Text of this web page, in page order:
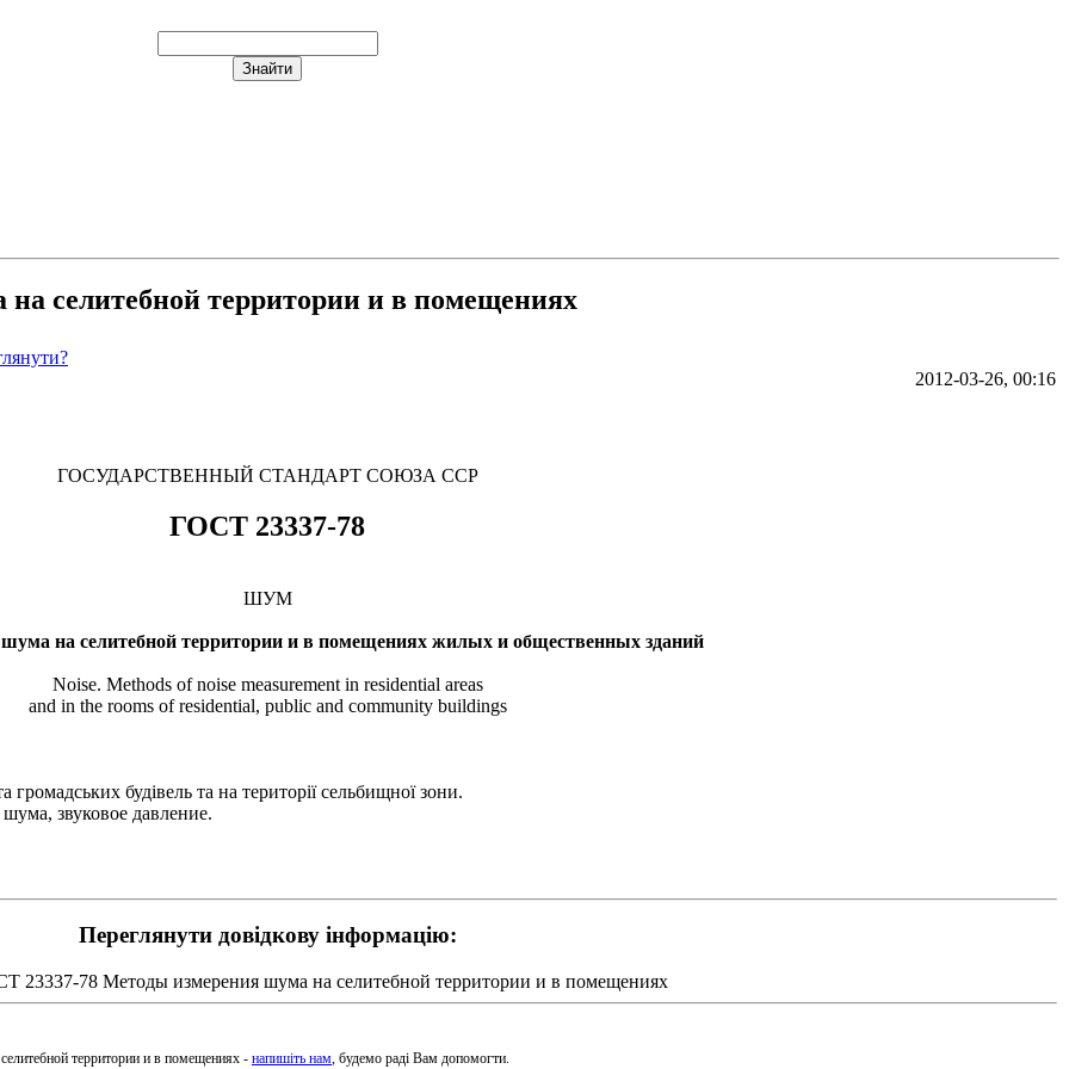
селитебной территории и в помещениях
2012-03-26, 00:16
ГОСУДАРСТВЕННЫЙ СТАНДАРТ СОЮЗА ССР
ГОСТ 23337-78
ШУМ
на селитебной территории и в помещениях жилых и общественных зданий
Noise. Methods of noise measurement in residential areas
and in the rooms of residential, public and community buildings
будівель та на території сельбищної зони.
звуковое давление.
Переглянути довідкову інформацію:
23337-78 Методы измерения шума на селитебной территории и в помещениях
территории и в помещениях - напишіть нам, будемо раді Вам допомогти.